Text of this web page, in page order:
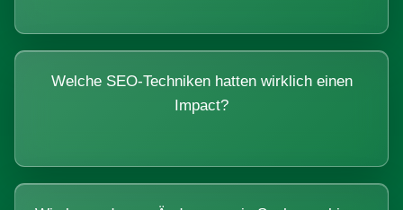
Welche SEO-Techniken hatten wirklich einen
Impact?